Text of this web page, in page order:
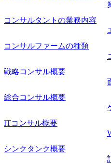
で主体的に動ける方 ・年齢に
直に受け取れる方 ・推進力の
コンサルタントの業務内容
コンサルファームの種類
戦略コンサル概要
総合コンサル概要
ITコンサル概要
シンクタンク概要